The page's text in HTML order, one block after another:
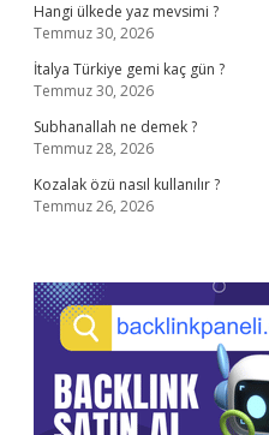
Hangi ülkede yaz mevsimi ?
Temmuz 30, 2026
İtalya Türkiye gemi kaç gün ?
Temmuz 30, 2026
Subhanallah ne demek ?
Temmuz 28, 2026
Kozalak özü nasıl kullanılır ?
Temmuz 26, 2026